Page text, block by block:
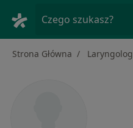
Czego szukasz?
Strona Główna Laryngolog